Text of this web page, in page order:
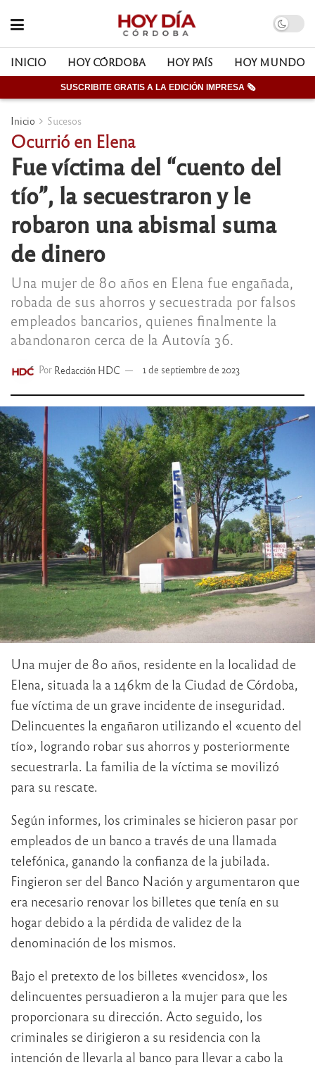
INICIO HOY CÓRDOBA HOY PAÍS HOY MUNDO
SUSCRIBITE GRATIS A LA EDICIÓN IMPRESA 🗞
Inicio Sucesos
Ocurrió en Elena
Fue víctima del “cuento del
tío”, la secuestraron y le
robaron una abismal suma
de dinero
Una mujer de 80 años en Elena fue engañada,
robada de sus ahorros y secuestrada por falsos
empleados bancarios, quienes finalmente la
abandonaron cerca de la Autovía 36.
Por Redacción HDC 1 de septiembre de 2023
Una mujer de 80 años, residente en la localidad de
Elena, situada la a 146km de la Ciudad de Córdoba,
fue víctima de un grave incidente de inseguridad.
Delincuentes la engañaron utilizando el «cuento del
tío», logrando robar sus ahorros y posteriormente
secuestrarla. La familia de la víctima se movilizó
para su rescate.
Según informes, los criminales se hicieron pasar por
empleados de un banco a través de una llamada
telefónica, ganando la confianza de la jubilada.
Fingieron ser del Banco Nación y argumentaron que
era necesario renovar los billetes que tenía en su
hogar debido a la pérdida de validez de la
denominación de los mismos.
Bajo el pretexto de los billetes «vencidos», los
delincuentes persuadieron a la mujer para que les
proporcionara su dirección. Acto seguido, los
criminales se dirigieron a su residencia con la
intención de llevarla al banco para llevar a cabo la